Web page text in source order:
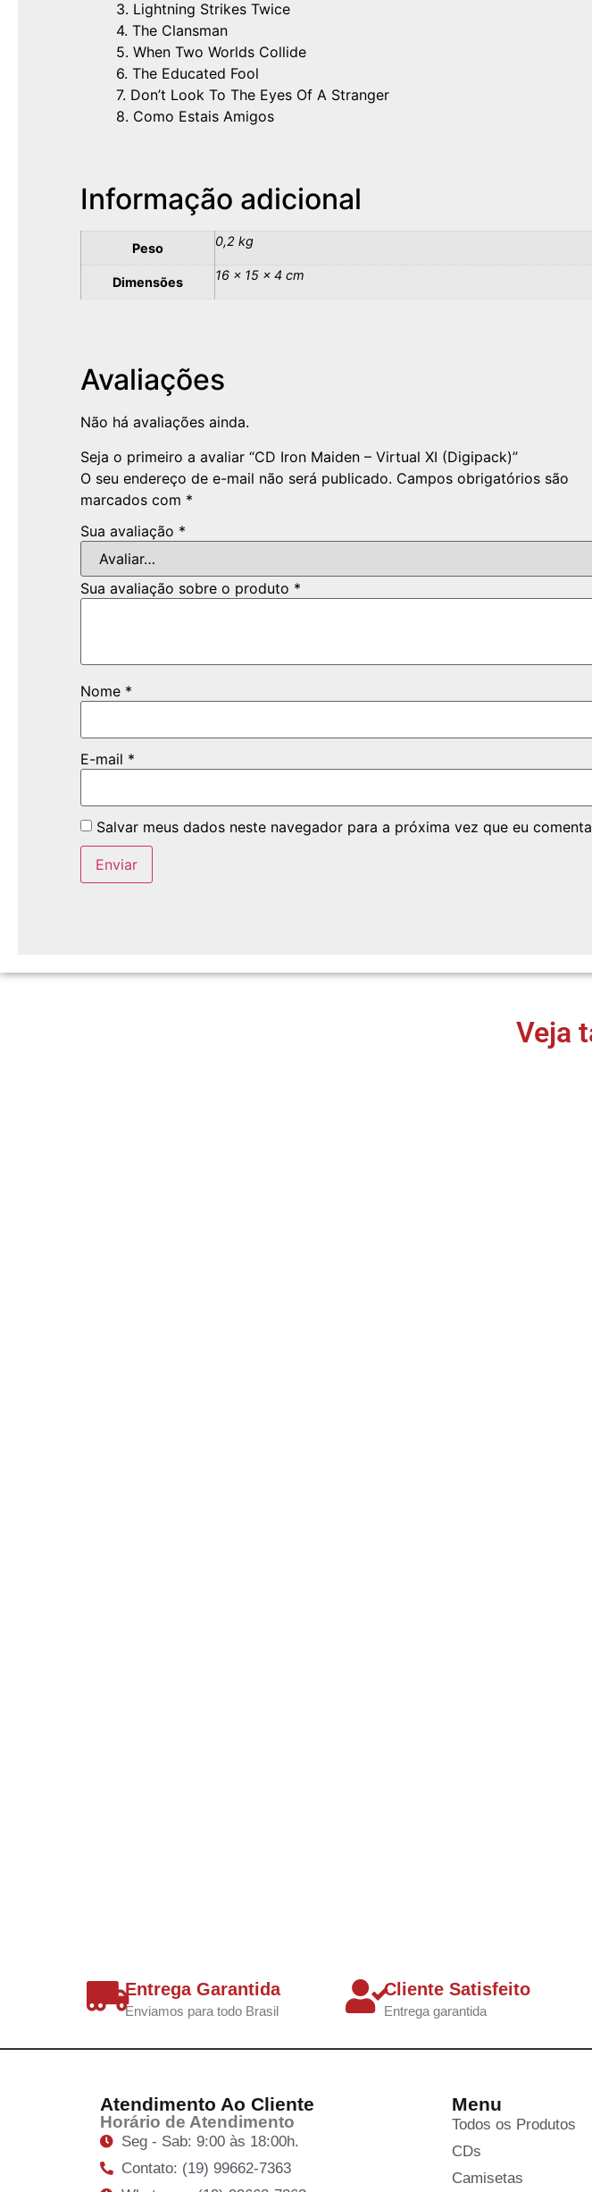
3. Lightning Strikes Twice
4. The Clansman
5. When Two Worlds Collide
6. The Educated Fool
7. Don’t Look To The Eyes Of A Stranger
8. Como Estais Amigos
Informação adicional
Peso 0,2 kg
Dimensões 16 × 15 × 4 cm
Avaliações
Não há avaliações ainda.
Seja o primeiro a avaliar “CD Iron Maiden – Virtual XI (Digipack)”
O seu endereço de e-mail não será publicado. Campos obrigatórios são
marcados com *
Sua avaliação *
Sua avaliação sobre o produto *
Nome *
E-mail *
Salvar meus dados neste navegador para a próxima vez que eu
Veja
Entrega Garantida
Enviamos para todo Brasil
Cliente Satisfeito
Entrega garantida
Atendimento Ao Cliente
Horário de Atendimento
Seg - Sab: 9:00 às 18:00h.
Contato: (19) 99662-7363
Menu
Todos os Produtos
CDs
Camisetas